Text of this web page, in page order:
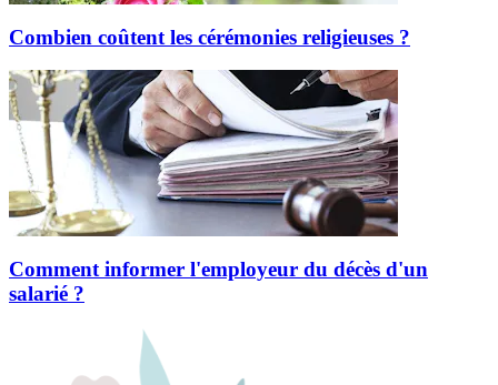
Combien coûtent les cérémonies religieuses ?
Comment informer l'employeur du décès d'un
salarié ?